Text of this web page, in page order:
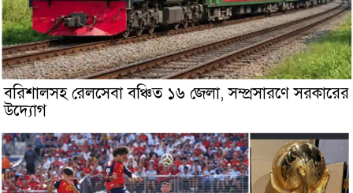
বরিশালসহ রেলসেবা বঞ্চিত ১৬ জেলা, সম্প্রসারণে সরকারের
উদ্যোগ